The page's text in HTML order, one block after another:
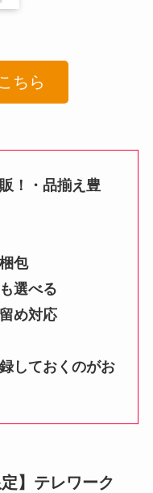
ちら
！・品揃え豊
包
選べる
め対応
しておくのがお
】テレワーク